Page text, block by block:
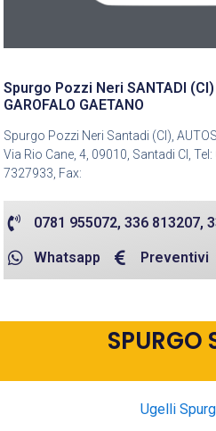
Spurgo Pozzi Neri SANTADI (CI)
GAROFALO GAETANO
Spurgo Pozzi Neri Santadi (CI),
Via Rio Cane, 4, 09010, Santadi CI,
7327933, Fax:
0781 955072, 336 813207,
Whatsapp Preventivi
SPURGO
Ugelli